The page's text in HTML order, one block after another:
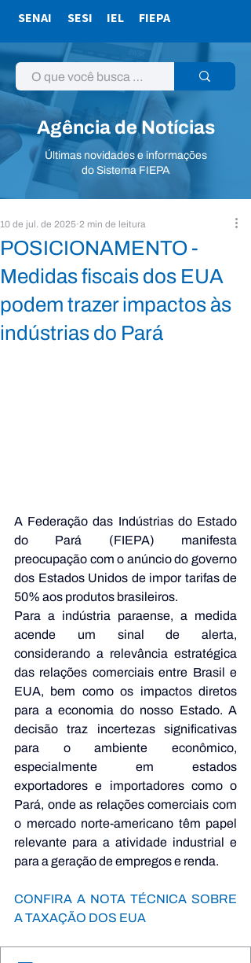
SENAI SESI IEL FIEPA
Agência de Notícias
Últimas novidades e informações
do Sistema FIEPA
POSICIONAMENTO -
Medidas fiscais dos EUA
podem trazer impactos às
indústrias do Pará
10 de jul. de 2025 2 min de leitura
A Federação das Indústrias do Estado
do Pará (FIEPA) manifesta
preocupação com o anúncio do governo
dos Estados Unidos de impor tarifas de
50% aos produtos brasileiros.
Para a indústria paraense, a medida
acende um sinal de alerta,
considerando a relevância estratégica
das relações comerciais entre Brasil e
EUA, bem como os impactos diretos
para a economia do nosso Estado. A
decisão traz incertezas significativas
para o ambiente econômico,
especialmente em estados
exportadores e importadores como o
Pará, onde as relações comerciais com
o mercado norte-americano têm papel
relevante para a atividade industrial e
para a geração de empregos e renda.
CONFIRA A NOTA TÉCNICA SOBRE
A TAXAÇÃO DOS EUA